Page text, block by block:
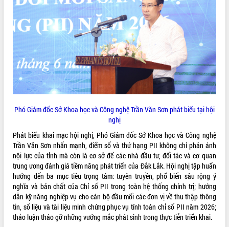
Phó Giám đốc Sở Khoa học và Công nghệ Trần Văn Sơn phát biểu tại hội
nghị
Phát biểu khai mạc hội nghị, Phó Giám đốc Sở Khoa học và Công nghệ
Trần Văn Sơn nhấn mạnh, điểm số và thứ hạng PII không chỉ phản ánh
nội lực của tỉnh mà còn là cơ sở để các nhà đầu tư, đối tác và cơ quan
trung ương đánh giá tiềm năng phát triển của Đắk Lắk. Hội nghị tập huấn
hướng đến ba mục tiêu trọng tâm: tuyên truyền, phổ biến sâu rộng ý
nghĩa và bản chất của Chỉ số PII trong toàn hệ thống chính trị; hướng
dẫn kỹ năng nghiệp vụ cho cán bộ đầu mối các đơn vị về thu thập thông
tin, số liệu và tài liệu minh chứng phục vụ tính toán chỉ số PII năm 2026;
thảo luận tháo gỡ những vướng mắc phát sinh trong thực tiễn triển khai.